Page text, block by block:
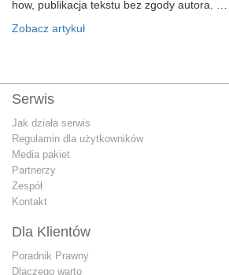
how, publikacja tekstu bez zgody autora. …
Zobacz artykuł
Serwis
Jak działa serwis
Regulamin dla użytkowników
Media pakiet
Partnerzy
Zespół
Kontakt
Dla Klientów
Poradnik Prawny
Dlaczego warto